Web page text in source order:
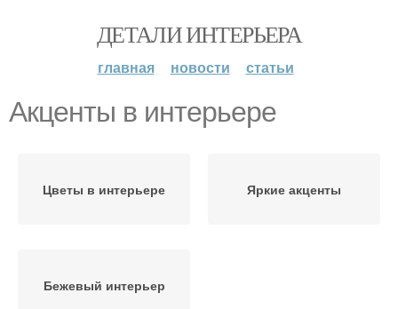
ДЕТАЛИ ИНТЕРЬЕРА
главная новости статьи
Акценты в интерьере
Цветы в интерьере Яркие акценты
Бежевый интерьер